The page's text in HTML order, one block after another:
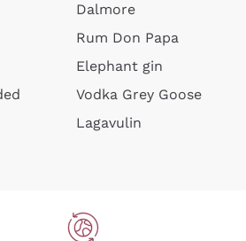
Dalmore
Rum Don Papa
Elephant gin
Vodka Grey Goose
Lagavulin